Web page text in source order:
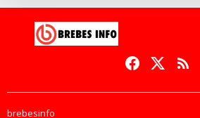
brebesinfo